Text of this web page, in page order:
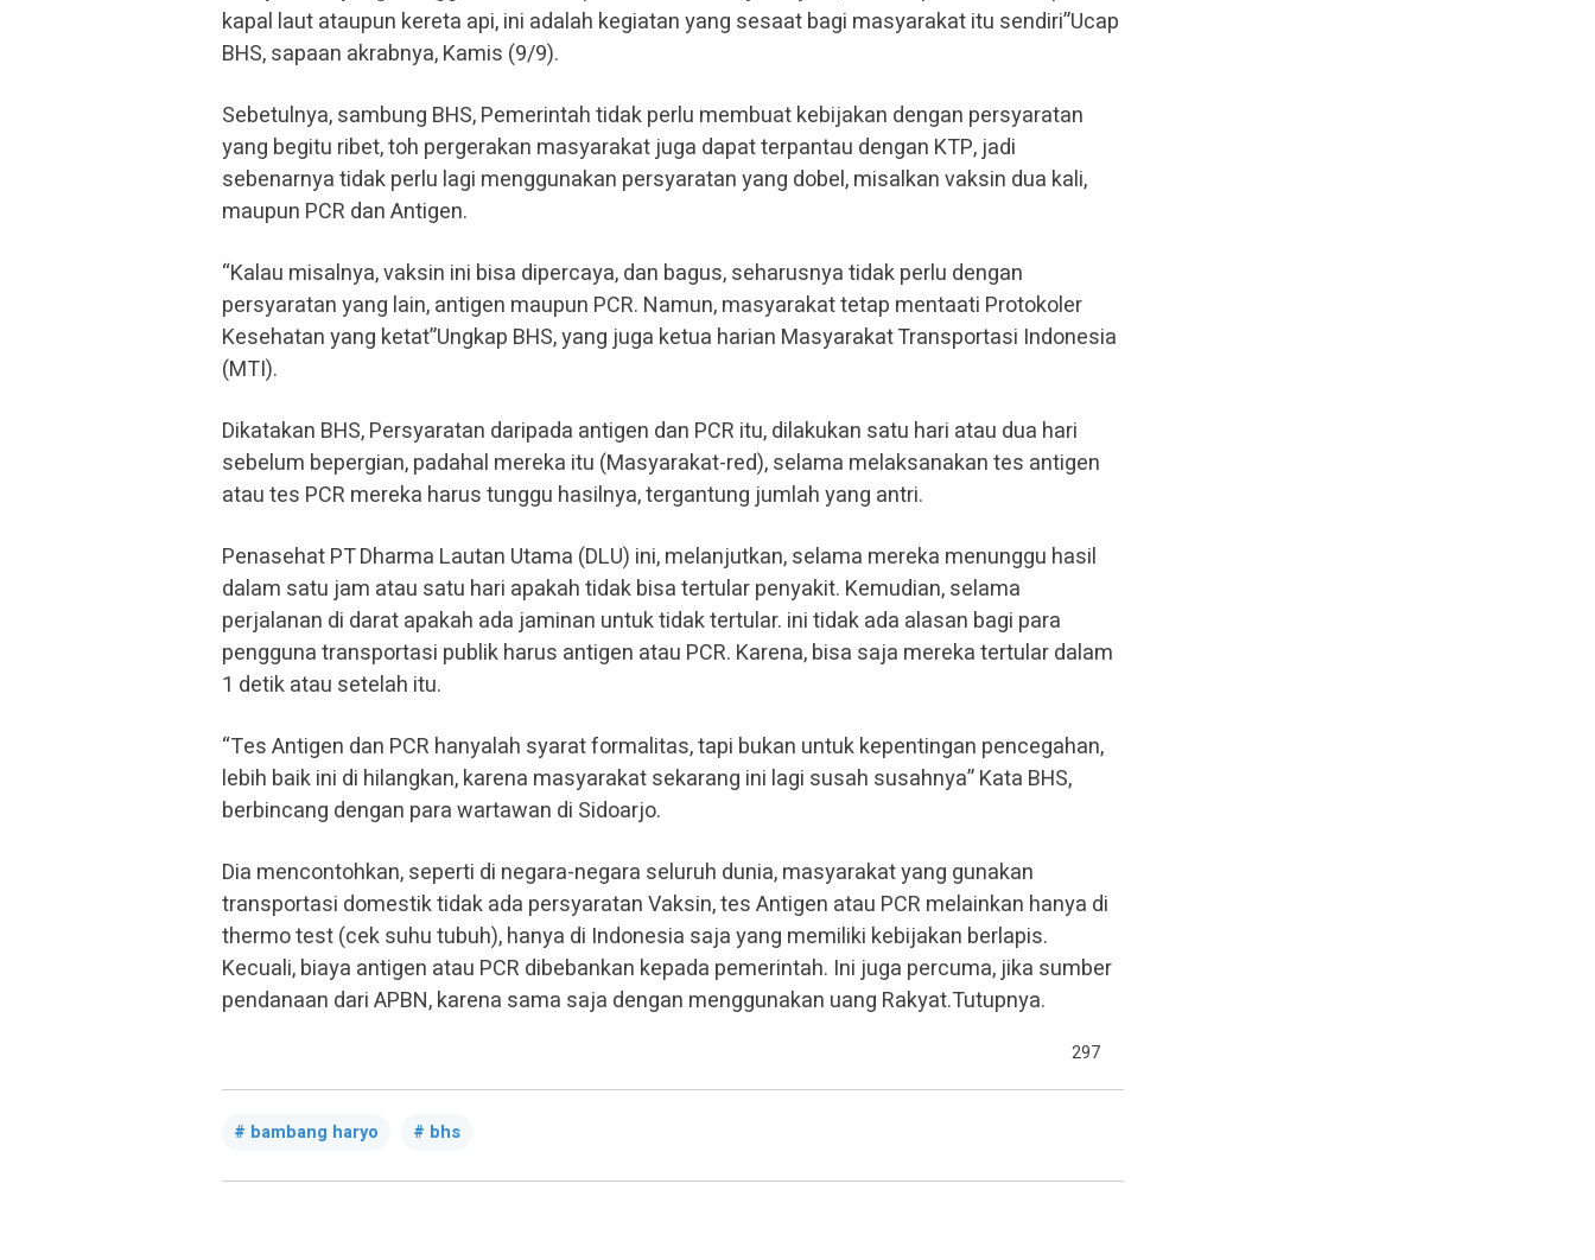
kapal laut ataupun kereta api, ini adalah kegiatan yang sesaat bagi masyarakat itu sendiri”Ucap
BHS, sapaan akrabnya, Kamis (9/9).
Sebetulnya, sambung BHS, Pemerintah tidak perlu membuat kebijakan dengan persyaratan
yang begitu ribet, toh pergerakan masyarakat juga dapat terpantau dengan KTP, jadi
sebenarnya tidak perlu lagi menggunakan persyaratan yang dobel, misalkan vaksin dua kali,
maupun PCR dan Antigen.
“Kalau misalnya, vaksin ini bisa dipercaya, dan bagus, seharusnya tidak perlu dengan
persyaratan yang lain, antigen maupun PCR. Namun, masyarakat tetap mentaati Protokoler
Kesehatan yang ketat”Ungkap BHS, yang juga ketua harian Masyarakat Transportasi Indonesia
(MTI).
Dikatakan BHS, Persyaratan daripada antigen dan PCR itu, dilakukan satu hari atau dua hari
sebelum bepergian, padahal mereka itu (Masyarakat-red), selama melaksanakan tes antigen
atau tes PCR mereka harus tunggu hasilnya, tergantung jumlah yang antri.
Penasehat PT Dharma Lautan Utama (DLU) ini, melanjutkan, selama mereka menunggu hasil
dalam satu jam atau satu hari apakah tidak bisa tertular penyakit. Kemudian, selama
perjalanan di darat apakah ada jaminan untuk tidak tertular. ini tidak ada alasan bagi para
pengguna transportasi publik harus antigen atau PCR. Karena, bisa saja mereka tertular dalam
1 detik atau setelah itu.
“Tes Antigen dan PCR hanyalah syarat formalitas, tapi bukan untuk kepentingan pencegahan,
lebih baik ini di hilangkan, karena masyarakat sekarang ini lagi susah susahnya” Kata BHS,
berbincang dengan para wartawan di Sidoarjo.
Dia mencontohkan, seperti di negara-negara seluruh dunia, masyarakat yang gunakan
transportasi domestik tidak ada persyaratan Vaksin, tes Antigen atau PCR melainkan hanya di
thermo test (cek suhu tubuh), hanya di Indonesia saja yang memiliki kebijakan berlapis.
Kecuali, biaya antigen atau PCR dibebankan kepada pemerintah. Ini juga percuma, jika sumber
pendanaan dari APBN, karena sama saja dengan menggunakan uang Rakyat.Tutupnya.
297
bambang haryo bhs